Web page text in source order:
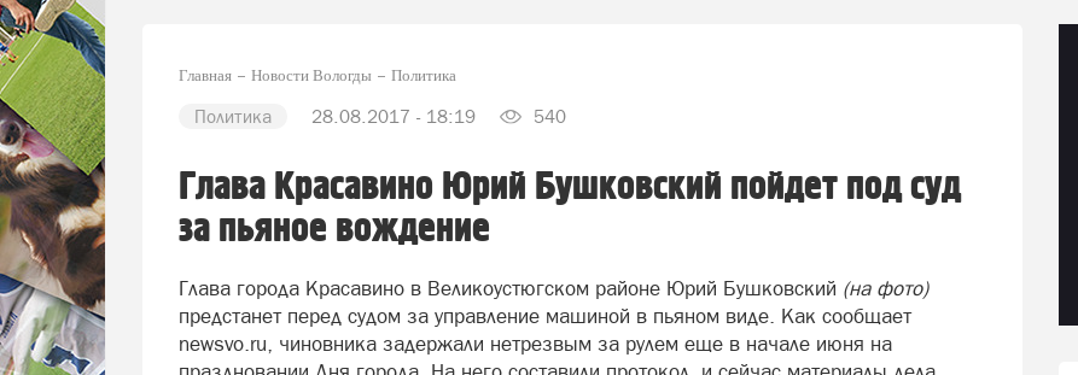
Главная Новости Вологды Политика
Политика 28.08.2017 - 18:19 540
Глава Красавино Юрий Бушковский пойдет под суд
за пьяное вождение
Глава города Красавино в Великоустюгском районе Юрий Бушковский (на фото)
предстанет перед судом за управление машиной в пьяном виде. Как сообщает
newsvo.ru, чиновника задержали нетрезвым за рулем еще в начале июня на